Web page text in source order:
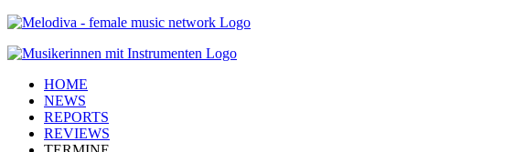
HOME
NEWS
REPORTS
REVIEWS